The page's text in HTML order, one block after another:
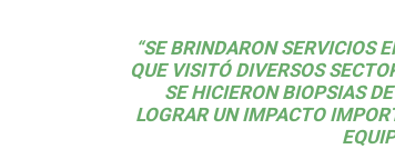
“SE BRINDARON SERVICIOS
QUE VISITÓ DIVERSOS
SE HICIERONBIOPSIAS
LOGRAR UN IMPACTO